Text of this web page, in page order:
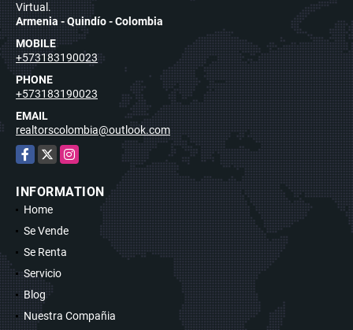
Virtual.
Armenia - Quindío - Colombia
MOBILE
+573183190023
PHONE
+573183190023
EMAIL
realtorscolombia@outlook.com
Facebook
X Instagram
INFORMATION
Home
Se Vende
Se Renta
Servicio
Blog
Nuestra Compañia